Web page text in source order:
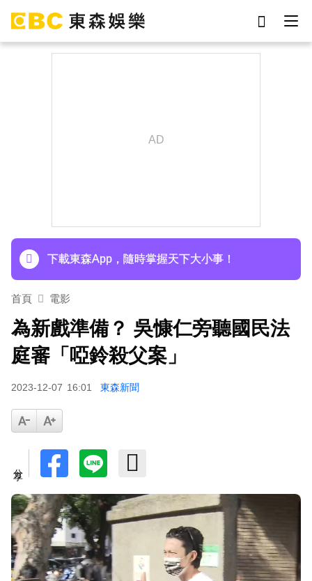
下載東森App，隨時掌握天下大小事！
首頁 電影
為新戲準備？ 吳慷仁旁聽國民法
庭審「啞鈴殺父案」
2023-12-07 16:01 東森新聞